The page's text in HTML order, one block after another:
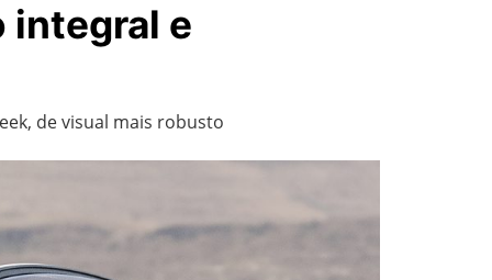
integral e
de visual mais robusto